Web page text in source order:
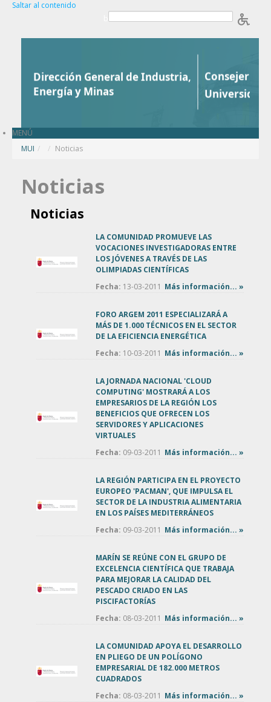
Saltar al contenido
MENÚ
MUI / Noticias
Noticias
Noticias
LA COMUNIDAD PROMUEVE LAS
VOCACIONES INVESTIGADORAS ENTRE
LOS JÓVENES A TRAVÉS DE LAS
OLIMPIADAS CIENTÍFICAS
Fecha: 13-03-2011 Más información... »
FORO ARGEM 2011 ESPECIALIZARÁ A
MÁS DE 1.000 TÉCNICOS EN EL SECTOR
DE LA EFICIENCIA ENERGÉTICA
Fecha: 10-03-2011 Más información... »
LA JORNADA NACIONAL 'CLOUD
COMPUTING' MOSTRARÁ A LOS
EMPRESARIOS DE LA REGIÓN LOS
BENEFICIOS QUE OFRECEN LOS
SERVIDORES Y APLICACIONES
VIRTUALES
Fecha: 09-03-2011 Más información... »
LA REGIÓN PARTICIPA EN EL PROYECTO
EUROPEO 'PACMAN', QUE IMPULSA EL
SECTOR DE LA INDUSTRIA ALIMENTARIA
EN LOS PAÍSES MEDITERRÁNEOS
Fecha: 09-03-2011 Más información... »
MARÍN SE REÚNE CON EL GRUPO DE
EXCELENCIA CIENTÍFICA QUE TRABAJA
PARA MEJORAR LA CALIDAD DEL
PESCADO CRIADO EN LAS
PISCIFACTORÍAS
Fecha: 08-03-2011 Más información... »
LA COMUNIDAD APOYA EL DESARROLLO
EN PLIEGO DE UN POLÍGONO
EMPRESARIAL DE 182.000 METROS
CUADRADOS
Fecha: 08-03-2011 Más información... »